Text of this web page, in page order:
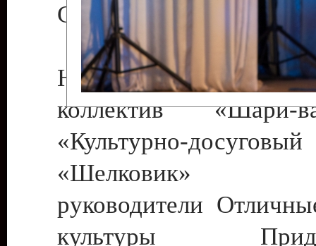
Светлана Георгиевна
Народный цирковой
коллектив
«Культурно-
«Шелковик»
руководители
культуры